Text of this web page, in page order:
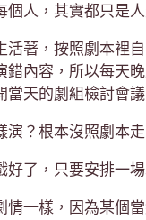
人，其實都只是
活著，按照劇本裡
錯內容，所以每天
天的劇組檢討會議
演？根本沒照劇本
好了，只要安排一
情一樣，因為某個